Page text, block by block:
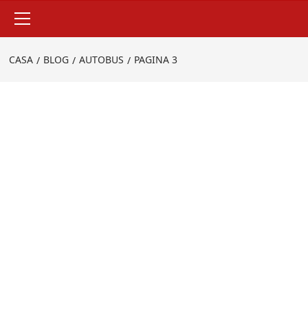
principale
CASA BLOG AUTOBUS PAGINA 3